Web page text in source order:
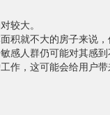
较大。
积就不大的房子来说，
感人群仍可能对其感到
作，这可能会给用户带